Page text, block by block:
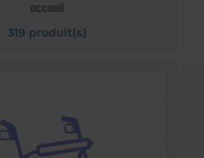
accueil
319 produit(s)